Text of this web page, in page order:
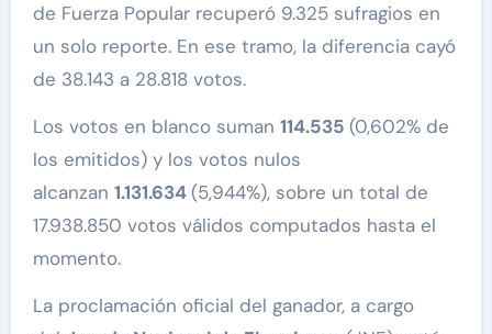
de Fuerza Popular recuperó 9.325 sufragios en
un solo reporte. En ese tramo, la diferencia cayó
de 38.143 a 28.818 votos.
Los votos en blanco suman 114.535 (0,602% de
los emitidos) y los votos nulos
alcanzan 1.131.634(5,944%), sobre un total de
17.938.850 votos válidos computados hasta el
momento.
La proclamación oficial del ganador, a cargo